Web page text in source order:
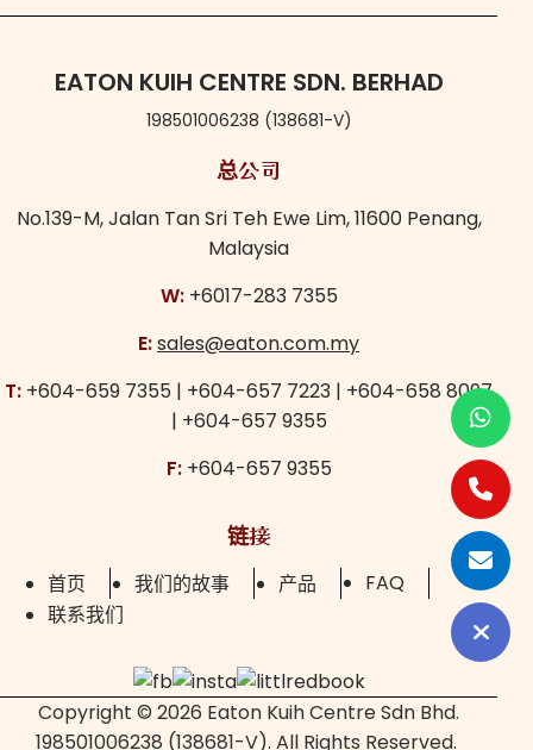
EATON KUIH CENTRE SDN. BERHAD
198501006238 (138681-V)
总公司
No.139-M,Jalan Tan Sri Teh Ewe Lim,11600 Penang,
Malaysia
W: +6017-283 7355
E:sales@eaton.com.my
T: +604-659 7355 | +604-657 7223 | +604-658 8097
| +604-657 9355
F: +604-657 9355
链接
首页 我们的故事 产品
FAQ
联系我们
Copyright © 2026 Eaton Kuih Centre Sdn Bhd.
198501006238 (138681-V). All Rights Reserved.